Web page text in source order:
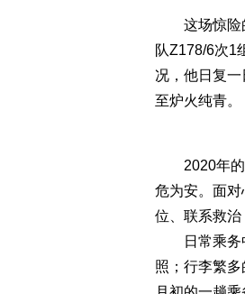
这场惊险的
队Z178/6次1
况，他日复
至炉火纯青。
2020年的一
危为安。面
位、联系救治
日常乘务中
照；行李繁